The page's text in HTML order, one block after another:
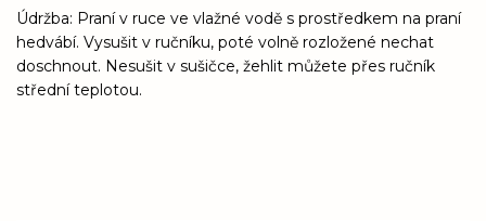
Údržba: Praní v ruce ve vlažné vodě s prostředkem na praní
hedvábí. Vysušit v ručníku, poté volně rozložené nechat
doschnout. Nesušit v sušičce, žehlit můžete přes ručník
střední teplotou.